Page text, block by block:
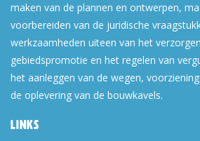
maken van de plannen en ontwerpen,
voorbereiden van de juridische
werkzaamheden uiteen van het
gebiedspromotie en het regelen van
het aanleggen van de wegen,
de oplevering van de bouwkavels.
Links